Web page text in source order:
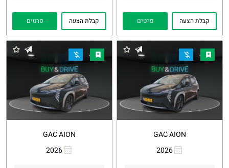
קבלת הצעה פרטים קבלת הצעה פרטים
GAC AION
2026
Whatsapp
GAC AION
2026
Whatsapp